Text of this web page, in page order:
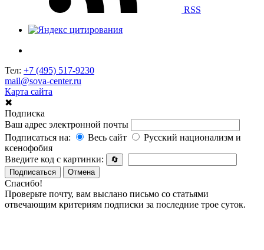
RSS
Тел: +7 (495) 517-9230
mail@sova-center.ru
Карта сайта
✖
Подписка
Ваш адрес электронной почты
Подписаться на:
Весь сайт
Русский национализм и
ксенофобия
Введите код с картинки:
🔄
Подписаться
Отмена
Спасибо!
Проверьте почту, вам выслано письмо со статьями
отвечающим критериям подписки за последние трое суток.